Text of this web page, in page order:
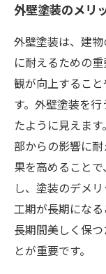
外壁塗装のメリ
外壁塗装は、建
に耐えるための
観が向上するこ
す。外壁塗装を
たように見えま
部からの影響に
果を高めること
し、塗装のデメ
工期が長期にな
長期間美しく保
とが重要です。